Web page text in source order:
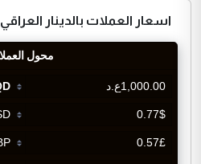
اسعار العملات بالدينار العراقي